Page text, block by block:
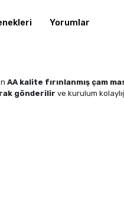
Yorumlar
AA kalite fırınlanmış çam
gönderilir ve kurulum